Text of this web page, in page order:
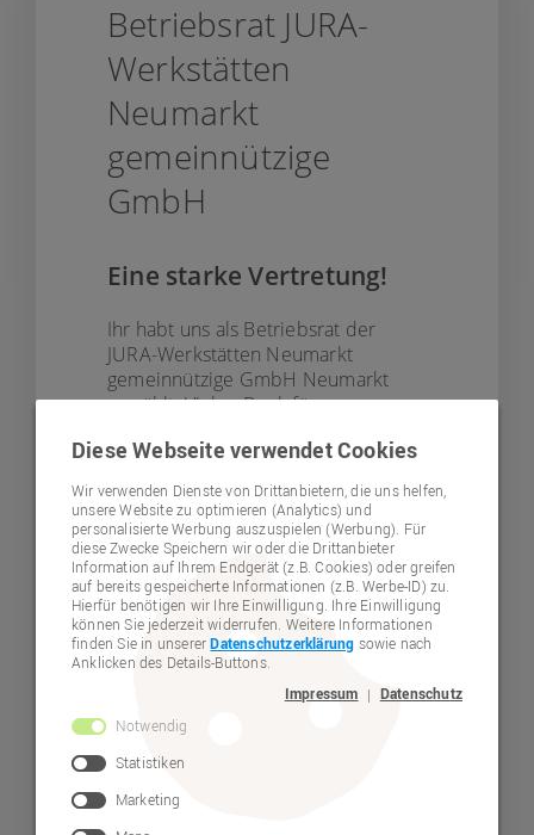
Betriebsrat JURA-
Werkstätten
Neumarkt
gemeinnützige
GmbH
Eine starke Vertretung!
Ihr habt uns als Betriebsrat der
JURA-Werkstätten Neumarkt
gemeinnützige GmbH Neumarkt
gewählt. Vielen Dank für euer
Anliegen aller Mitarbeitenden ein.
Eine offene und konstruktive
Kommunikation, auch mit der
Geschäftsleitung, ist uns dabei
wichtig. Wir stehen für ein faires und
gleichberechtigtes Miteinander auf
allen Ebenen.
Zum Betriebsrat gehören
Mitarbeitende aus verschiedenen
Abteilungen. So können wir eure
Anliegen kompetent und schnell
bearbeiten.
Diese Webseite verwendet Cookies
Wir verwenden Dienste von Drittanbietern, die uns helfen,
unsere Website zu optimieren (Analytics) und
personalisierte Werbung auszuspielen (Werbung). Für
diese Zwecke Speichern wir oder die Drittanbieter
Information auf Ihrem Endgerät (z.B. Cookies) oder greifen
auf bereits gespeicherte Informationen (z.B. Werbe-ID) zu.
Hierfür benötigen wir Ihre Einwilligung. Ihre Einwilligung
können Sie jederzeit widerrufen. Weitere Informationen
finden Sie in unsererDatenschutzerklärung sowie nach
Anklicken des Details-Buttons.
Impressum | Datenschutz
Notwendig
Statistiken
Marketing